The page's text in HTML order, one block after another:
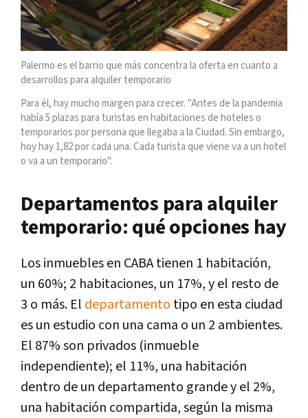
Palermo es el barrio que más concentra la oferta en cuanto a
desarrollos para alquiler temporario
Para él, hay mucho margen para crecer. "Antes de la pandemia
había 5 plazas para turistas en habitaciones de hoteles o
temporarios por persona que llegaba a la Ciudad. Sin embargo,
hoy hay 1,82 por cada una. Cada turista que viene va a un hotel
o va a un temporario".
Departamentos para alquiler
temporario: qué opciones hay
Los inmuebles en CABA tienen 1 habitación,
un 60%; 2 habitaciones, un 17%, y el resto de
3 o más. El departamento tipo en esta ciudad
es un estudio con una cama o un 2 ambientes.
El 87% son privados (inmueble
independiente); el 11%, una habitación
dentro de un departamento grande y el 2%,
una habitación compartida, según la misma